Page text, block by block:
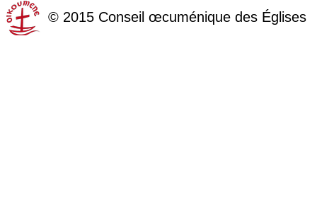
© 2015 Conseil œcuménique des Églises